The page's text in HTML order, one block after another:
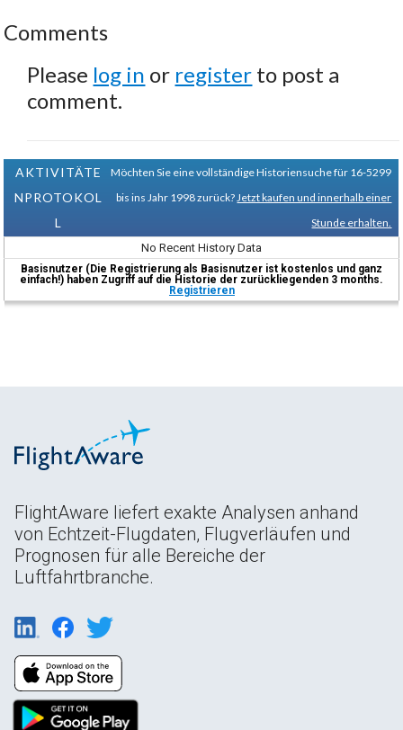
Comments
Please log in or register to post a
comment.
AKTIVITÄTE
NPROTOKOL
L
Möchten Sie eine vollständige Historiensuche für 16-5299
bis ins Jahr 1998 zurück? Jetzt kaufen und innerhalb einer
Stunde erhalten.
No Recent History Data
Basisnutzer (Die Registrierung als Basisnutzer ist kostenlos und ganz
einfach!) haben Zugriff auf die Historie der zurückliegenden 3 months.
Registrieren
FlightAware liefert exakte Analysen anhand
von Echtzeit-Flugdaten, Flugverläufen und
Prognosen für alle Bereiche der
Luftfahrtbranche.